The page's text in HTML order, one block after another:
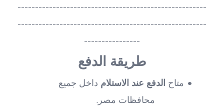
------------------------------------------------------
------------------------------------------------------
----------------
طريقة الدفع
متاح الدفع عند الاستلام
محافظات مصر.